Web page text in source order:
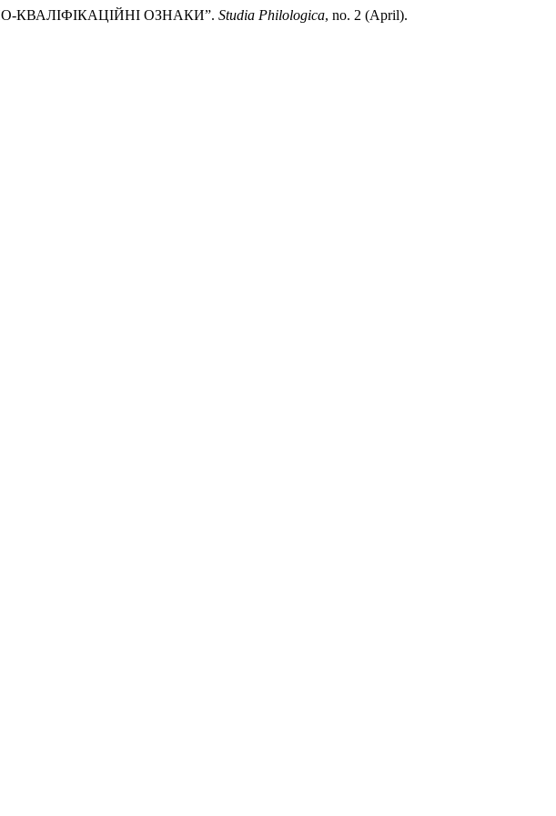
КВАЛІФІКАЦІЙНІ ОЗНАКИ”. Studia Philologica, no. 2 (April).